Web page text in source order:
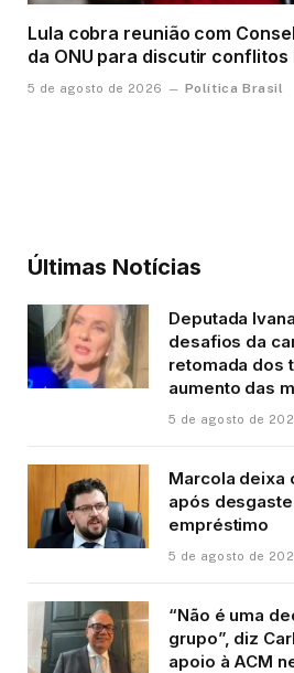
Lula cobra reunião com
da ONU para discutir
5 de agosto de 2026 Política Brasil
Últimas Notícias
Deputada
desafios da
retomada dos
aumento das
5 de agosto de
Marcola deixa
após
empréstimo
5 de agosto de
“Não é uma
grupo”, diz
apoio à ACM